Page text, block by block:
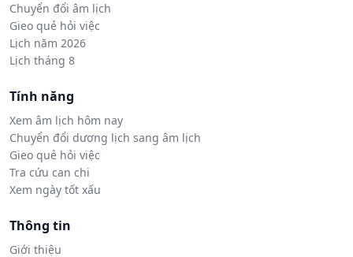
Chuyển đổi âm lịch
Gieo quẻ hỏi việc
Lịch năm 2026
Lịch tháng 8
Tính năng
Xem âm lịch hôm nay
Chuyển đổi dương lịch sang âm lịch
Gieo quẻ hỏi việc
Tra cứu can chi
Xem ngày tốt xấu
Thông tin
Giới thiệu